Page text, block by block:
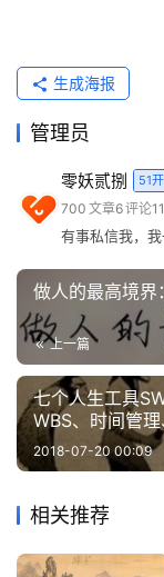
日
一
读
用
具
问
专
区
常
网
址
登录
有良心的，正眼
生成海报
管理员
零妖贰捌 51
700 文章6评论
有事私信我，
做人的最高境界
上一篇
七个人生工具
WBS、时间管
2018-07-20 00:09
相关推荐